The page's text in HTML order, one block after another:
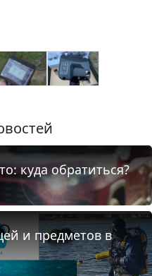
куда обратиться?
и предметов в